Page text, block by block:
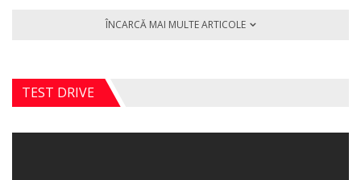
ÎNCARCĂ MAI MULTE ARTICOLE
TEST DRIVE